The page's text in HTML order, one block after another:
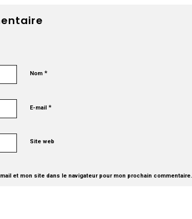
Nom*
E-mail*
Site web
et mon site dans le navigateur pour mon prochain commentaire.